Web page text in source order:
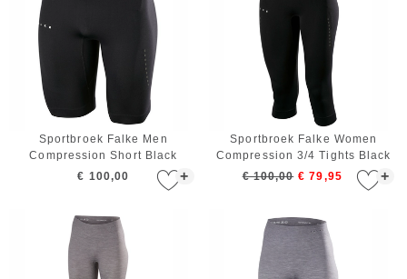
+
Sportbroek Falke Men
Compression Short Black
€ 100,00
+
Sportbroek Falke Women
Compression 3/4 Tights Black
€ 100,00 € 79,95